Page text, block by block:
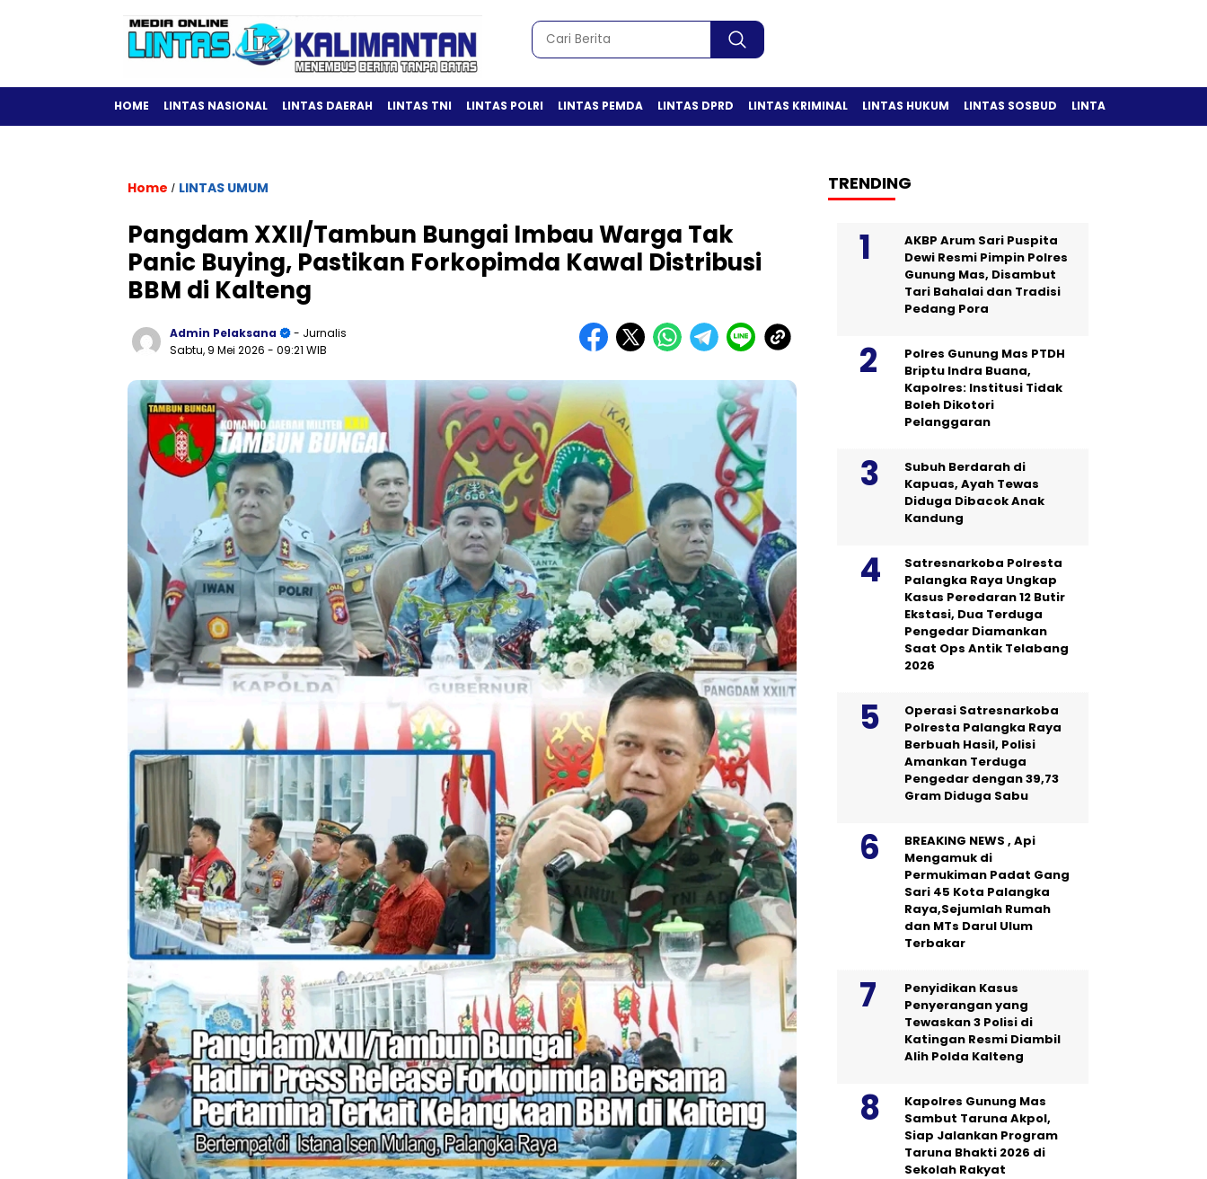
HOME LINTAS NASIONAL LINTAS DAERAH LINTAS TNI LINTAS POLRI LINTAS PEMDA LINTAS DPRD LINTAS KRIMINAL LINTAS HUKUM LINTAS SOSBUD LINTAS OLAH RAGA
Home / LINTAS UMUM
Pangdam XXII/Tambun Bungai Imbau Warga Tak
Panic Buying, Pastikan Forkopimda Kawal Distribusi
BBM di Kalteng
Admin Pelaksana
- Jurnalis
Sabtu, 9 Mei 2026 - 09:21 WIB
TRENDING
AKBP Arum Sari Puspita
Dewi Resmi Pimpin Polres
Gunung Mas, Disambut
Tari Bahalai dan Tradisi
Pedang Pora
Polres Gunung Mas PTDH
Briptu Indra Buana,
Kapolres: Institusi Tidak
Boleh Dikotori
Pelanggaran
Subuh Berdarah di
Kapuas, Ayah Tewas
Diduga Dibacok Anak
Kandung
Satresnarkoba Polresta
Palangka Raya Ungkap
Kasus Peredaran 12 Butir
Ekstasi, Dua Terduga
Pengedar Diamankan
Saat Ops Antik Telabang
2026
Operasi Satresnarkoba
Polresta Palangka Raya
Berbuah Hasil, Polisi
Amankan Terduga
Pengedar dengan 39,73
Gram Diduga Sabu
BREAKING NEWS , Api
Mengamuk di
Permukiman Padat Gang
Sari 45 Kota Palangka
Raya,Sejumlah Rumah
dan MTs Darul Ulum
Terbakar
Penyidikan Kasus
Penyerangan yang
Tewaskan 3 Polisi di
Katingan Resmi Diambil
Alih Polda Kalteng
Kapolres Gunung Mas
Sambut Taruna Akpol,
Siap Jalankan Program
Taruna Bhakti 2026 di
Sekolah Rakyat